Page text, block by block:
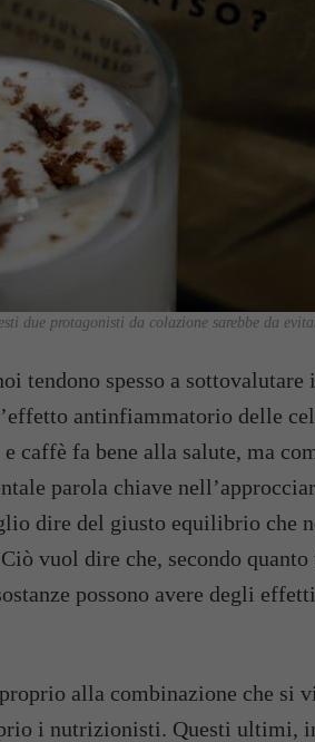
due protagonisti da colazione sarebbe da
tendono spesso a sottovalutare
antinfiammatorio delle
caffè fa bene alla salute, ma
parola chiave
dire del giusto equilibrio che
vuol dire che, secondo
possono avere degli
alla combinazione che si
i nutrizionisti. Questi ultimi,